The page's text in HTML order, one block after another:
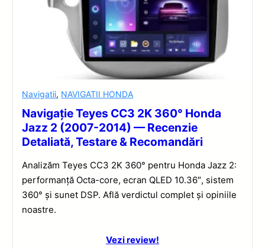
Navigatii, NAVIGATII HONDA
Navigație Teyes CC3 2K 360° Honda
Jazz 2 (2007-2014) — Recenzie
Detaliată, Testare & Recomandări
Analizăm Teyes CC3 2K 360° pentru Honda Jazz 2:
performanță Octa-core, ecran QLED 10.36″, sistem
360° și sunet DSP. Află verdictul complet și opiniile
noastre.
Vezi review!